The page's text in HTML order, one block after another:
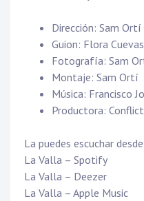
Dirección: Sam Ortí
Guion: Flora Cuevas
Fotografía: Sam
Montaje: Sam Ortí
Música: Francisco
Productora:
La puedes escuchar
La Valla – Spotify
La Valla – Deezer
La Valla – Apple Music